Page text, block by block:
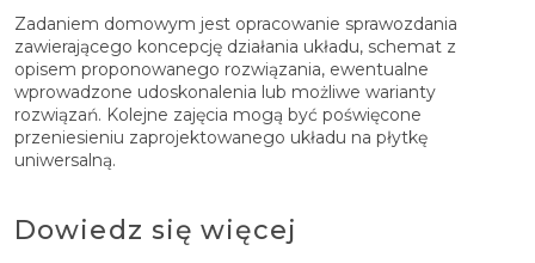
Zadaniem domowym jest opracowanie sprawozdania
zawierającego koncepcję działania układu, schemat z
opisem proponowanego rozwiązania, ewentualne
wprowadzone udoskonalenia lub możliwe warianty
rozwiązań. Kolejne zajęcia mogą być poświęcone
przeniesieniu zaprojektowanego układu na płytkę
uniwersalną.
Dowiedz się więcej